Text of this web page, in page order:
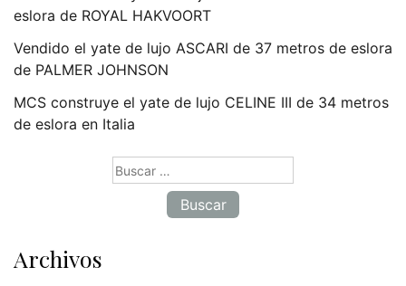
eslora de ROYAL HAKVOORT
Vendido el yate de lujo ASCARI de 37 metros de eslora
de PALMER JOHNSON
MCS construye el yate de lujo CELINE III de 34 metros
de eslora en Italia
Archivos